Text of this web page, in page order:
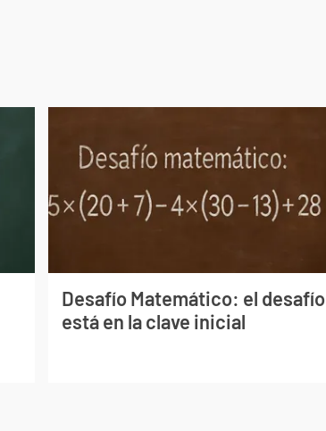
Desafío Matemático: el desafío
está en la clave inicial